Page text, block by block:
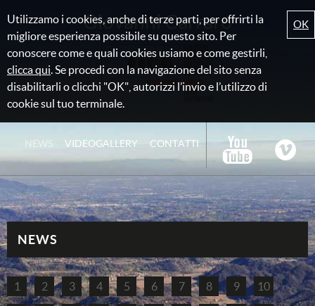
Utilizzamo i cookies, anche di terze parti, per offrirti la
migliore esperienza possibile su questo sito. Per
conoscere come e quali cookies usiamo e come gestirli,
clicca qui. Se procedi con la navigazione del sito senza
disabilitarli o clicchi "OK", autorizzi l’invio e l’utilizzo di
cookie sul tuo terminale.
OK
Giovanni Carraro
NEWS VIDEOGALLERY CONTATTI
NEWS
1 2 3 4 5 6 7 8 9 10